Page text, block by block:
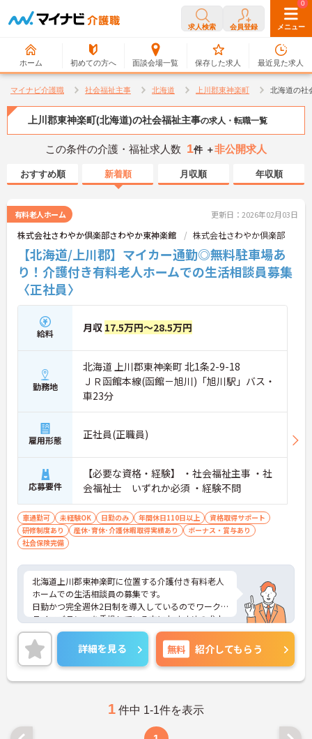
求人検索 会員登録 メニュー
ホーム 初めての方へ 面談会場一覧
0
保存した求人
0
最近見た求人
マイナビ介護職 社会福祉主事 北海道 上川郡東神楽町 北海道の社
上川郡東神楽町(北海道)の社会福祉主事の求人・転職一覧
この条件の介護・福祉求人数 1件 ＋非公開求人
おすすめ順 新着順 月収順 年収順
有料老人ホーム 更新日：2026年02月03日
株式会社さわやか倶楽部さわやか東神楽館 株式会社さわやか倶楽部
【北海道/上川郡】マイカー通勤◎無料駐車場あ
り！介護付き有料老人ホームでの生活相談員募集
〈正社員〉
給料 月収 17.5万円～28.5万円
勤務地
北海道 上川郡東神楽町 北1条2-9-18
ＪＲ函館本線(函館－旭川)「旭川駅」バス・
車23分
雇用形態 正社員(正職員)
応募要件
【必要な資格・経験】 ・社会福祉主事 ・社
会福祉士 いずれか必須 ・経験不問
車通勤可 未経験OK 日勤のみ 年間休日110日以上
資格取得サポート
研修制度あり
産休･育休･介護休暇取得実績あり
ボーナス・賞与あり
社会保険完備
北海道上川郡東神楽町に位置する介護付き有料老人
ホームでの生活相談員の募集です。
日勤かつ完全週休2日制を導入しているのでワーク
ライフバランスを重視している方におすすめの求人
です。
ご興味のある方はご面接のポイントお伝えしますの
でご気軽にお問合せください。
詳細を見る 無料 紹介してもらう
1 件中 1-1件を表示